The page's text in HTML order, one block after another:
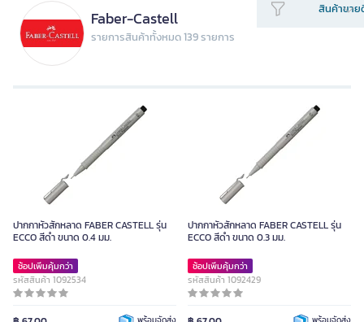
Faber-Castell
รายการสินค้าทั้งหมด 139 รายการ
สินค้าขาย
ปากกาหัวสักหลาด FABER CASTELL รุ่น
ECCO สีดำ ขนาด 0.4 มม.
ช้อปเพิ่มคุ้มกว่า
รหัสสินค้า 1092534
ปากกาหัวสักหลาด FABER CASTELL รุ่น
ECCO สีดำ ขนาด 0.3 มม.
ช้อปเพิ่มคุ้มกว่า
รหัสสินค้า 1092429